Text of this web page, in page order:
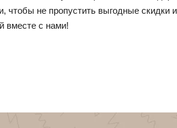
чтобы не пропустить выгодные
вместе с нами!